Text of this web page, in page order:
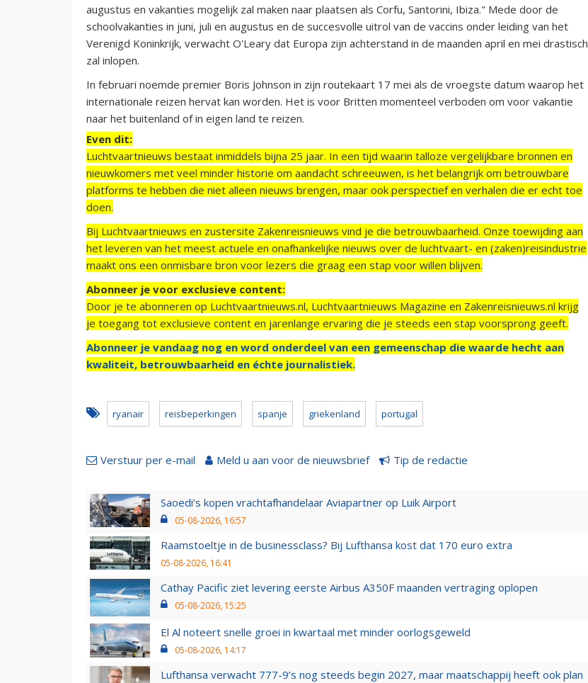
augustus en vakanties mogelijk zal maken naar plaatsen als Corfu, Santorini, Ibiza." Mede door de
schoolvakanties in juni, juli en augustus en de succesvolle uitrol van de vaccins onder leiding van het
Verenigd Koninkrijk, verwacht O'Leary dat Europa zijn achterstand in de maanden april en mei drastisch
zal inlopen.
In februari noemde premier Boris Johnson in zijn routekaart 17 mei als de vroegste datum waarop het
internationale reizen hervat kan worden. Het is voor Britten momenteel verboden om voor vakantie
naar het buitenland of in eigen land te reizen.
Even dit:
Luchtvaartnieuws bestaat inmiddels bijna 25 jaar. In een tijd waarin talloze vergelijkbare bronnen en
nieuwkomers met veel minder historie om aandacht schreeuwen, is het belangrijk om betrouwbare
platforms te hebben die niet alleen nieuws brengen, maar ook perspectief en verhalen die er echt toe
doen.
Bij Luchtvaartnieuws en zustersite Zakenreisnieuws vind je die betrouwbaarheid. Onze toewijding aan
het leveren van het meest actuele en onafhankelijke nieuws over de luchtvaart- en (zaken)reisindustrie
maakt ons een onmisbare bron voor lezers die graag een stap voor willen blijven.
Abonneer je voor exclusieve content:
Door je te abonneren op Luchtvaartnieuws.nl, Luchtvaartnieuws Magazine en Zakenreisnieuws.nl krijg
je toegang tot exclusieve content en jarenlange ervaring die je steeds een stap voorsprong geeft.
Abonneer je vandaag nog en word onderdeel van een gemeenschap die waarde hecht aan
kwaliteit, betrouwbaarheid en échte journalistiek.
ryanair reisbeperkingen spanje griekenland portugal
Verstuur per e-mail Meld u aan voor de nieuwsbrief Tip de redactie
Saoedi’s kopen vrachtafhandelaar Aviapartner op Luik Airport
05-08-2026, 16:57
Raamstoeltje in de businessclass? Bij Lufthansa kost dat 170 euro extra
05-08-2026, 16:41
Cathay Pacific ziet levering eerste Airbus A350F maanden vertraging oplopen
05-08-2026, 15:25
El Al noteert snelle groei in kwartaal met minder oorlogsgeweld
05-08-2026, 14:17
Lufthansa verwacht 777-9’s nog steeds begin 2027, maar maatschappij heeft ook plan